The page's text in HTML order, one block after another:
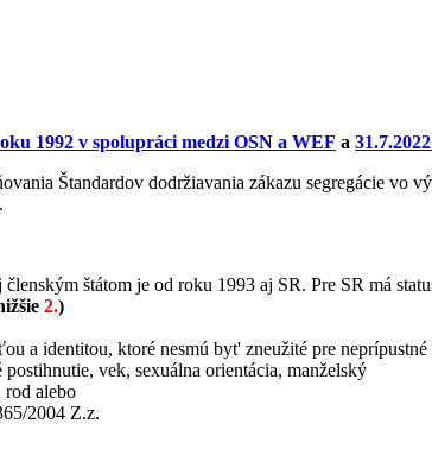
1992 v spolupráci medzi OSN a WEF a
Štandardov dodržiavania zákazu segregácie vo
štátom je od roku 1993 aj SR. Pre SR má
2.)
a identitou, ktoré nesmú byt' zneužité pre
vek, sexuálna orientácia, manželský
rod alebo
2004 Z.z.